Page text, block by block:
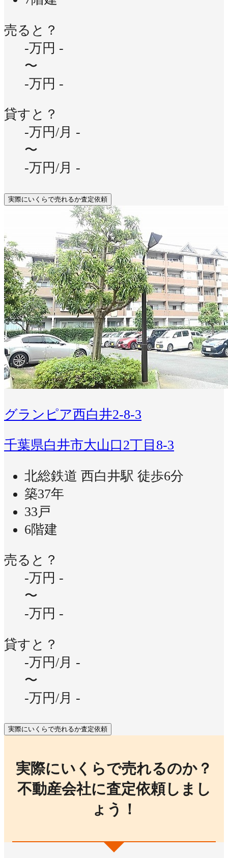
売ると？
-万円 -
〜
-万円 -
貸すと？
-万円/月 -
〜
-万円/月 -
実際にいくらで売れるか査定依頼
グランピア西白井2-8-3
千葉県白井市大山口2丁目8-3
北総鉄道 西白井駅 徒歩6分
築37年
33戸
6階建
売ると？
-万円 -
〜
-万円 -
貸すと？
-万円/月 -
〜
-万円/月 -
実際にいくらで売れるか査定依頼
実際にいくらで売れるのか？
不動産会社に査定依頼しまし
ょう！